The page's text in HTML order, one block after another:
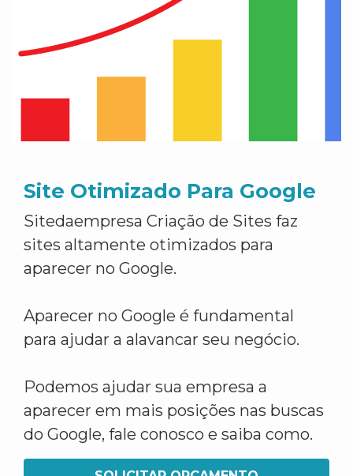
Site Otimizado Para Google
Sitedaempresa Criação de Sites faz
sites altamente otimizados para
aparecer no Google.
Aparecer no Google é fundamental
para ajudar a alavancar seu negócio.
Podemos ajudar sua empresa a
aparecer em mais posições nas buscas
do Google, fale conosco e saiba como.